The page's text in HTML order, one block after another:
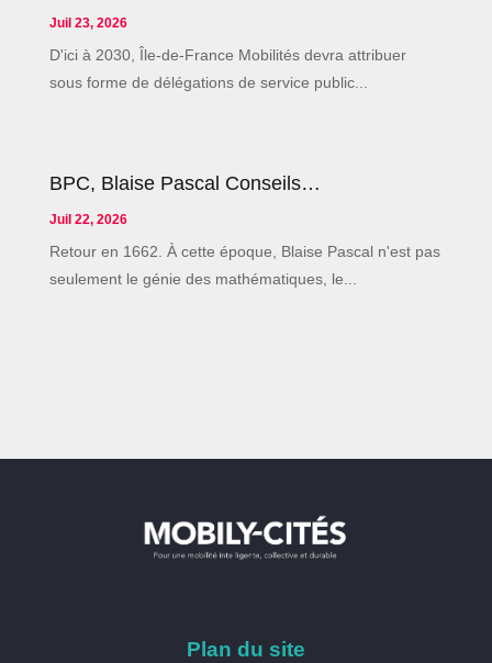
Juil 23, 2026
D'ici à 2030, Île-de-France Mobilités devra attribuer
sous forme de délégations de service public...
BPC, Blaise Pascal Conseils…
Juil 22, 2026
Retour en 1662. À cette époque, Blaise Pascal n'est pas
seulement le génie des mathématiques, le...
Plan du site